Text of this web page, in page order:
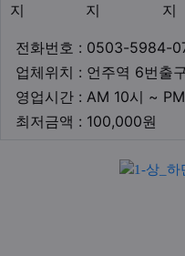
지
지
지
전화번호 : 0503-5984-
업체위치 : 언주역 6번출
영업시간 : AM 10시 ~
최저금액 : 100,000원